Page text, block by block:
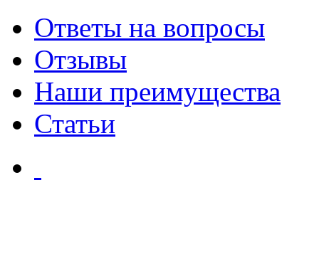
Ответы на вопросы
Отзывы
Наши преимущества
Статьи